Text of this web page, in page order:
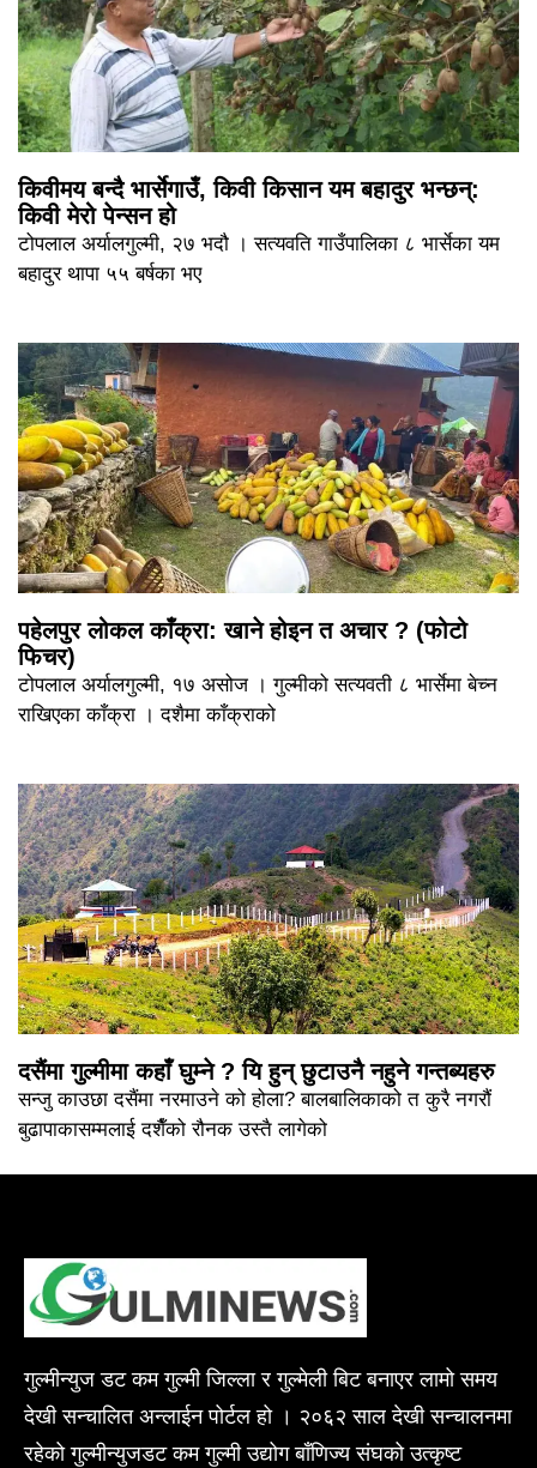
किवीमय बन्दै भार्सेगाउँ, किवी किसान यम बहादुर भन्छन्:
किवी मेरो पेन्सन हो
टोपलाल अर्यालगुल्मी, २७ भदौ । सत्यवति गाउँपालिका ८ भार्सेका यम
बहादुर थापा ५५ बर्षका भए
पहेलपुर लोकल काँक्रा: खाने होइन त अचार ? (फोटो
फिचर)
टोपलाल अर्यालगुल्मी, १७ असोज । गुल्मीको सत्यवती ८ भार्सेमा बेच्न
राखिएका काँक्रा । दशैमा काँक्राको
दसैंमा गुल्मीमा कहाँ घुम्ने ? यि हुन् छुटाउनै नहुने गन्तब्यहरु
सन्जु काउछा दसैंमा नरमाउने को होला? बालबालिकाको त कुरै नगरौं
बुढापाकासम्मलाई दशैँको रौनक उस्तै लागेको
गुल्मीन्युज डट कम गुल्मी जिल्ला र गुल्मेली बिट बनाएर लामो समय
देखी सन्चालित अन्लाईन पोर्टल हो । २०६२ साल देखी सन्चालनमा
रहेको गुल्मीन्युजडट कम गुल्मी उद्योग बाँणिज्य संघको उत्कृष्ट